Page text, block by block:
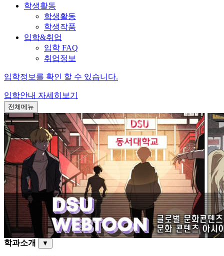
학생활동
학생활동
학생작품
입학&취업
입학 FAQ
취업정보
입학정보를 확인 할 수 있습니다.
입학안내 자세히보기
전체메뉴
학과소개 ▼